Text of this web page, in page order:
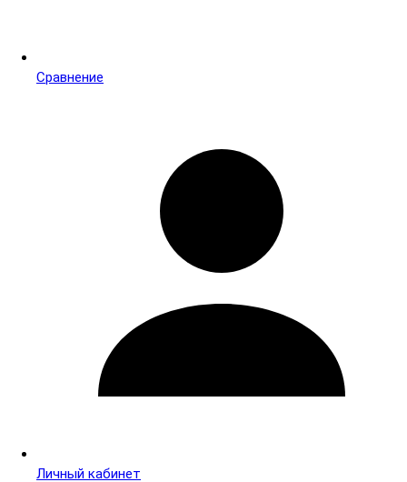
Сравнение
Личный кабинет